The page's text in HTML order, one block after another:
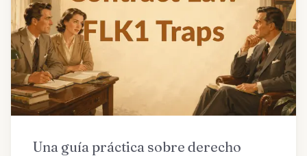
Una guía práctica sobre derecho